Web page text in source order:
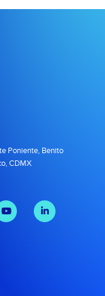
Poniente, Benito
CDMX